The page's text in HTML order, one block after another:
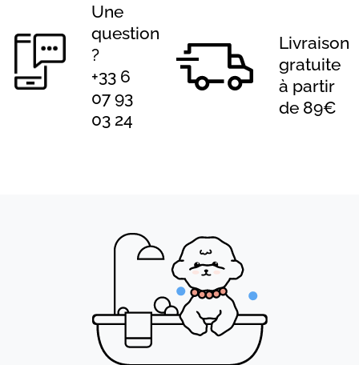
Une
question
?
+33 6
07 93
03 24
Livraison
gratuite
à partir
de 89€